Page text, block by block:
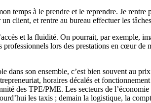
temps à le prendre et le reprendre. Je
client, et rentre au bureau effectuer les
et la fluidité. On pourrait, par exemple,
lors des prestations en cœur de
son ensemble, c’est bien souvent au
horaires décalés et
des TPE/PME. Les secteurs de
les taxis ; demain la logistique, la